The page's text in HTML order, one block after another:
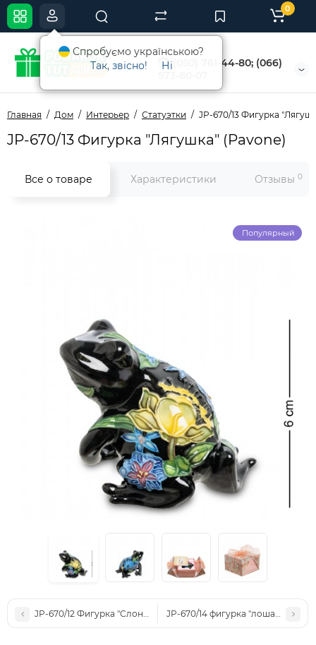
(050) 761-44-80; (066)
0
Главная Дом Интерьер Статуэтки JP-670/13 Фигурка
JP-670/13 Фигурка "Лягушка" (Pavone)
Все о товаре Характеристики Отзывы 0
Популярный
JP-670/12 Фигурка "Слоник" (Pavone)JP-670/14 фигурка "лошадка"
Спробуємо українською?
Так, звісно!
Ні